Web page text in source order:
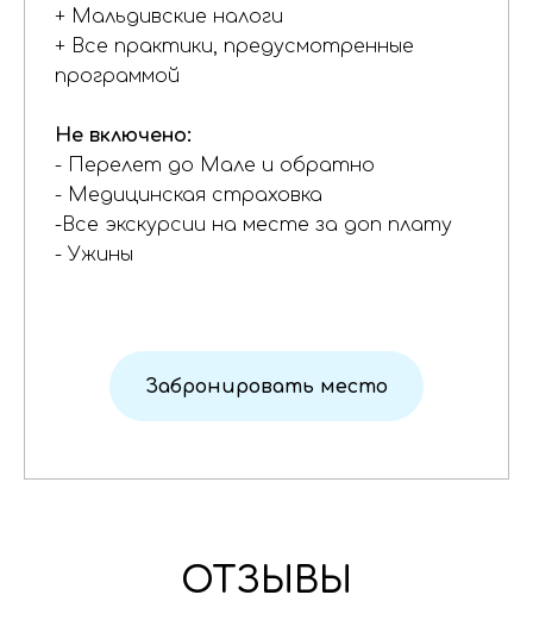
+ Мальдивские налоги
+ Все практики, предусмотренные
программой
Не включено:
- Перелет до Мале и обратно
- Медицинская страховка
-Все экскурсии на месте за доп плату
- Ужины
Забронировать место
ОТЗЫВЫ